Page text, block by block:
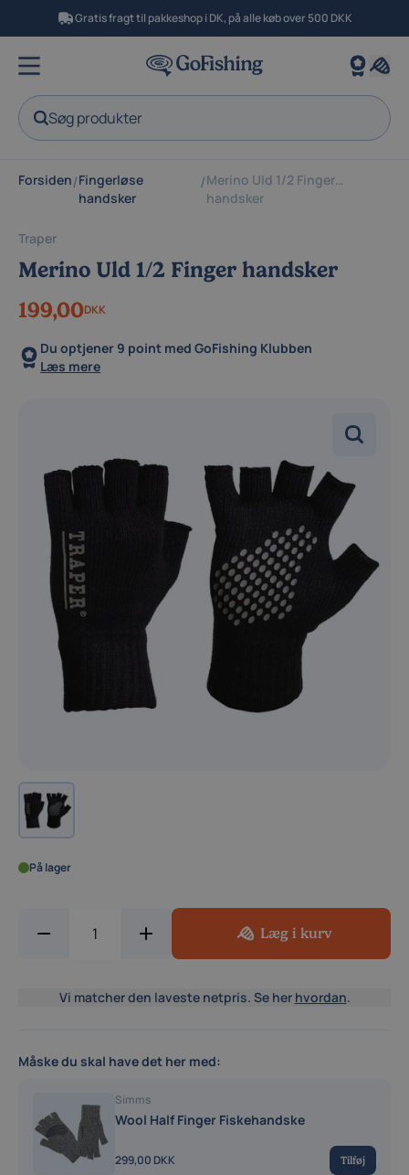
Gratis fragt til pakkeshop i DK, på alle køb over 500 DKK
Søg produkter
Forsiden/Fingerløse
handsker
/Merino Uld 1/2 Finger
handsker
Traper
Merino Uld 1/2 Finger handsker
199,00DKK
Du optjener 9 point med GoFishing Klubben
Læs mere
På lager
Læg i kurv
Vi matcher den laveste netpris. Se her hvordan.
Måske du skal have det her med:
Simms
Wool Half Finger Fiskehandske
299,00 DKK Tilføj